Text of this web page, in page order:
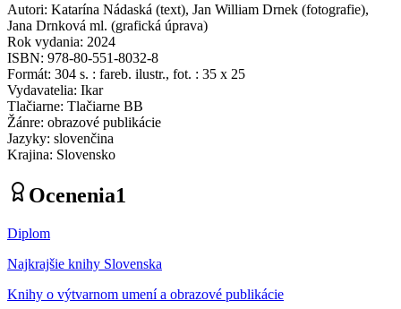
Autori: Katarína Nádaská (text), Jan William Drnek (fotografie),
Jana Drnková ml. (grafická úprava)
Rok vydania: 2024
ISBN: 978-80-551-8032-8
Formát: 304 s. : fareb. ilustr., fot. : 35 x 25
Vydavatelia: Ikar
Tlačiarne: Tlačiarne BB
Žánre: obrazové publikácie
Jazyky: slovenčina
Krajina: Slovensko
Ocenenia1
Diplom
Najkrajšie knihy Slovenska
Knihy o výtvarnom umení a obrazové publikácie